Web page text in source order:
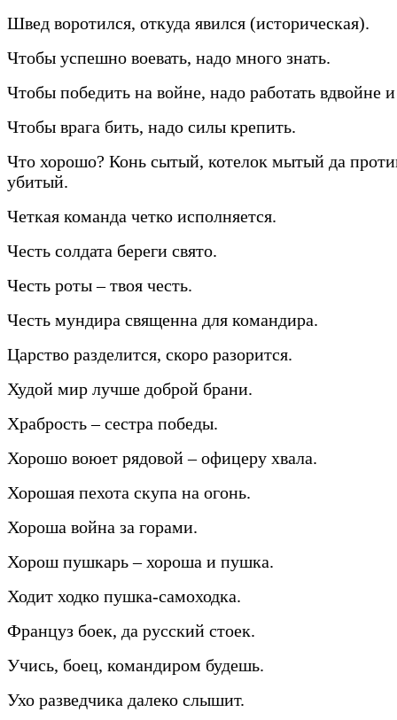
Швед воротился, откуда явился (историческая).
Чтобы успешно воевать, надо много знать.
Чтобы победить на войне, надо работать вдвойне
Чтобы врага бить, надо силы крепить.
Что хорошо? Конь сытый, котелок мытый да
убитый.
Четкая команда четко исполняется.
Честь солдата береги свято.
Честь роты – твоя честь.
Честь мундира священна для командира.
Царство разделится, скоро разорится.
Худой мир лучше доброй брани.
Храбрость – сестра победы.
Хорошо воюет рядовой – офицеру хвала.
Хорошая пехота скупа на огонь.
Хороша война за горами.
Хорош пушкарь – хороша и пушка.
Ходит ходко пушка-самоходка.
Француз боек, да русский стоек.
Учись, боец, командиром будешь.
Ухо разведчика далеко слышит.